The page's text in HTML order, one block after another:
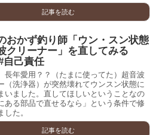
記事を読む
おかず釣り師「ウン・スン状態
クリーナー」を直してみる
己責任
長年愛用？？（たまに使ってた）超音波
（洗浄器）が突然壊れてウンスン状態に
いました。直してほしいということなの
ある部品で直せるなら」という条件で修
した。
記事を読む